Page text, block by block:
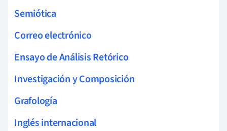
Semiótica
Correo electrónico
Ensayo de Análisis Retórico
Investigación y Composición
Grafología
Inglés internacional